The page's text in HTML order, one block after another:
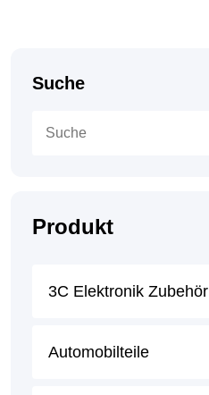
Suche
Produkt
3C Elektronik Zubehör
Automobilteile